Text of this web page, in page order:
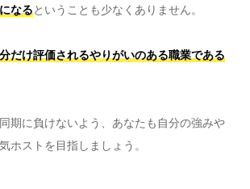
なるということも少なくありません。
だけ評価されるやりがいのある職業である
期に負けないよう、あなたも自分の強みや
ホストを目指しましょう。